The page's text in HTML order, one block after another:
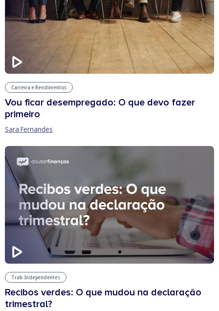
Carreira e Rendimentos
Vou ficar desempregado: O que devo fazer
primeiro
Sara Fernandes
Trab. Independentes
Recibos verdes: O que mudou na declaração
trimestral?